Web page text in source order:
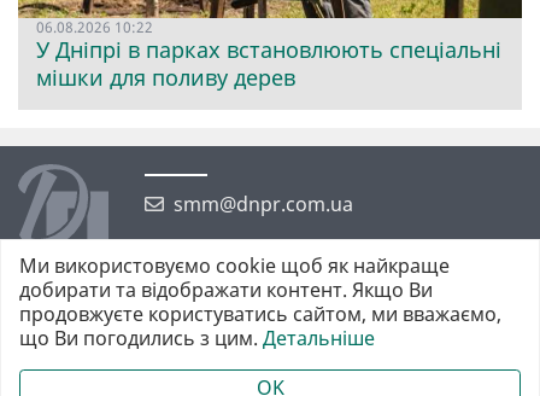
06.08.2026 10:22
У Дніпрі в парках встановлюють спеціальні
мішки для поливу дерев
smm@dnpr.com.ua
©2026 https://dnpr.com.ua Дніпровська порадниця
Всі права захищені. При повному або частковому використанні
Ми використовуємо cookie щоб як найкраще
добирати та відображати контент. Якщо Ви
продовжуєте користуватись сайтом, ми вважаємо,
що Ви погодились з цим. Детальніше
OK